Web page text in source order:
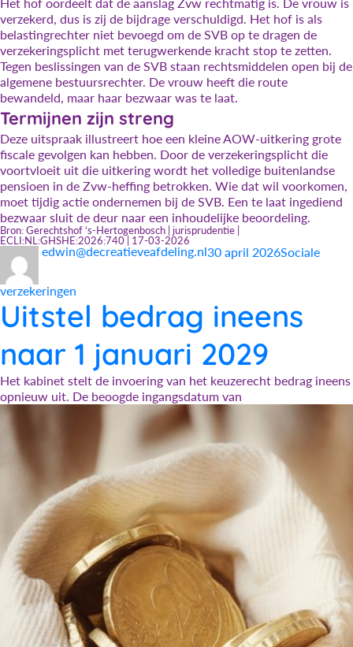
verzekerd, dus is zij de bijdrage verschuldigd. Het hof is als
belastingrechter niet bevoegd om de SVB op te dragen de
verzekeringsplicht met terugwerkende kracht stop te zetten.
Tegen beslissingen van de SVB staan rechtsmiddelen open bij de
algemene bestuursrechter. De vrouw heeft die route
bewandeld, maar haar bezwaar was te laat.
Termijnen zijn streng
Deze uitspraak illustreert hoe een kleine AOW-uitkering grote
fiscale gevolgen kan hebben. Door de verzekeringsplicht die
voortvloeit uit die uitkering wordt het volledige buitenlandse
pensioen in de Zvw-heffing betrokken. Wie dat wil voorkomen,
moet tijdig actie ondernemen bij de SVB. Een te laat ingediend
bezwaar sluit de deur naar een inhoudelijke beoordeling.
Bron: Gerechtshof ‘s-Hertogenbosch | jurisprudentie |
ECLI:NL:GHSHE:2026:740 | 17-03-2026
Auteur
edwin@decreatieveafdeling.nlGeplaatst
30 april 2026Categorieën
Sociale
verzekeringen
Uitstel bedrag ineens
naar 1 januari 2029
Het kabinet stelt de invoering van het keuzerecht bedrag ineens
opnieuw uit. De beoogde ingangsdatum van